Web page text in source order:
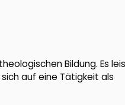
Bildung. Es
auf eine Tätigkeit als